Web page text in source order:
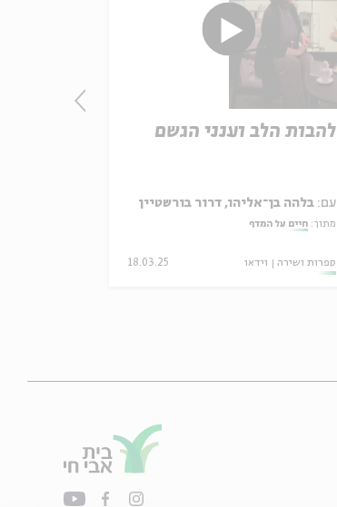
להבות הלב וענני הגשם
עם: בלהה בן־אליהו, דרור בורשטיין
מתוך: חיים על המדף
ספרות ושירה וידאו 18.03.25